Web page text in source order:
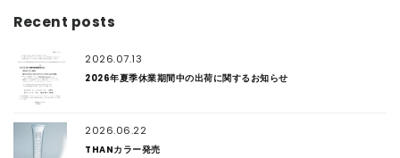
Recent posts
2026.07.13
2026年夏季休業期間中の出荷に関するお知らせ
2026.06.22
THANカラー発売